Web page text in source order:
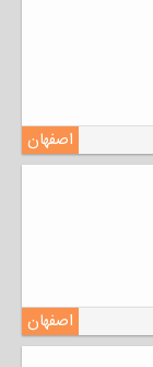
اصفهان
اصفهان